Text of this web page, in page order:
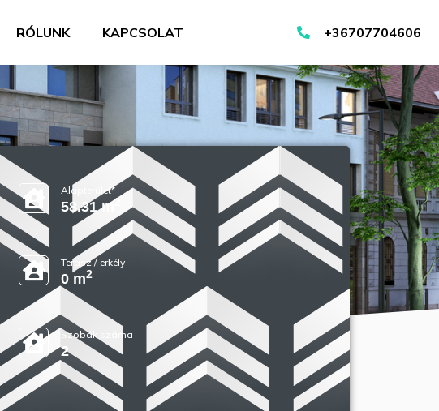
RÓLUNK KAPCSOLAT +36707704606
Alapterület*
58.31 m 2
Terasz / erkély
0 m2
Szobák száma
2